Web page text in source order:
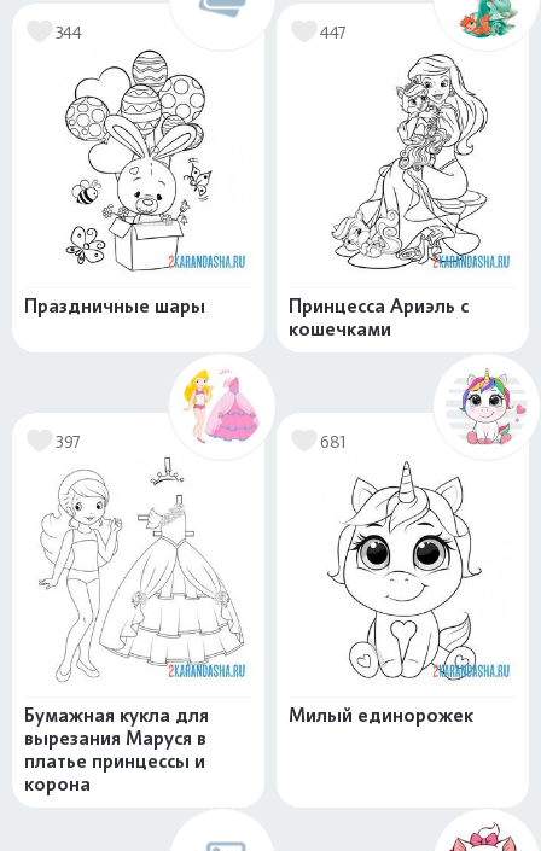
344
Праздничные шары
447
Принцесса Ариэль с
кошечками
397
Бумажная кукла для
вырезания Маруся в
платье принцессы и
корона
681
Милый единорожек